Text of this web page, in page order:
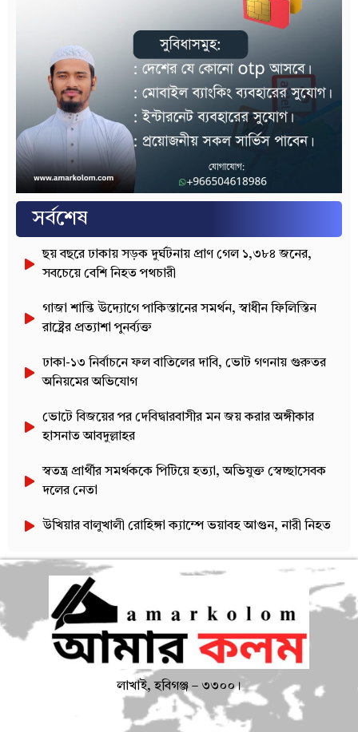
সর্বশেষ
ছয় বছরে ঢাকায় সড়ক দুর্ঘটনায় প্রাণ গেল ১,৩৮৪ জনের,
সবচেয়ে বেশি নিহত পথচারী
গাজা শান্তি উদ্যোগে পাকিস্তানের সমর্থন, স্বাধীন ফিলিস্তিন
রাষ্ট্রের প্রত্যাশা পুনর্ব্যক্ত
ঢাকা-১৩ নির্বাচনে ফল বাতিলের দাবি, ভোট গণনায় গুরুতর
অনিয়মের অভিযোগ
ভোটে বিজয়ের পর দেবিদ্বারবাসীর মন জয় করার অঙ্গীকার
হাসনাত আবদুল্লাহর
স্বতন্ত্র প্রার্থীর সমর্থককে পিটিয়ে হত্যা, অভিযুক্ত স্বেচ্ছাসেবক
দলের নেতা
উখিয়ার বালুখালী রোহিঙ্গা ক্যাম্পে ভয়াবহ আগুন, নারী নিহত
লাখাই, হবিগঞ্জ – ৩৩০০।